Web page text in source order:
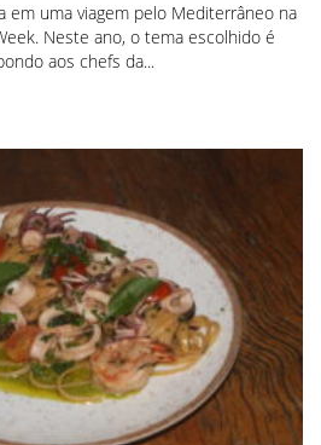
em uma viagem pelo Mediterrâneo na
Neste ano, o tema escolhido é
aos chefs da...